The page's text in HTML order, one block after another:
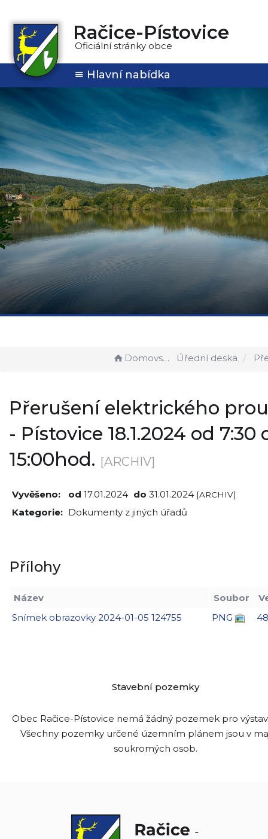
Račice-Pístovice
Oficiální stránky obce
Hlavní nabídka
Domovská stránka Úřední deska Přerušení
Přerušení elektrického
- Pístovice 18.1.2024 od 7:30
15:00hod. [ARCHIV]
Vyvěšeno: od 17.01.2024 do 31.01.2024 [ARCHIV]
Kategorie: Dokumenty z jiných úřadů
Přílohy
Název Soubor
Snímek obrazovky 2024-01-05 124755
PNG
Stavební pozemky
Obec Račice-Pístovice nemá žádný pozemek pro
Všechny pozemky určené územním plánem jsou v
soukromých osob.